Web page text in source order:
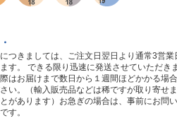
つきましては、ご注文日翌日より通常3営業
す。 できる限り迅速に発送させていただきま
はお届けまで数日から１週間ほどかかる場
い。（輸入販売品などは稀ですが取り寄せ
があります）お急ぎの場合は、事前にお問
す。